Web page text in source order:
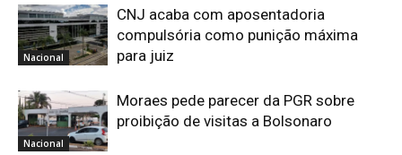
Nacional
CNJ acaba com aposentadoria
compulsória como punição máxima
para juiz
Nacional
Moraes pede parecer da PGR sobre
proibição de visitas a Bolsonaro